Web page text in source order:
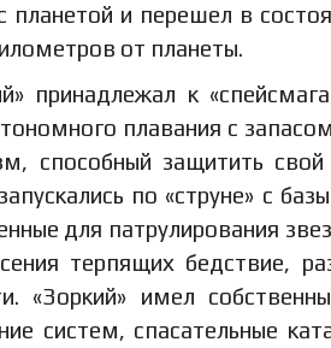
планетой и перешел в
от планеты.
принадлежал к
плавания с
способный защитить
по «струне» с
для патрулирования
терпящих бедствие,
«Зоркий» имел
систем, спасательные